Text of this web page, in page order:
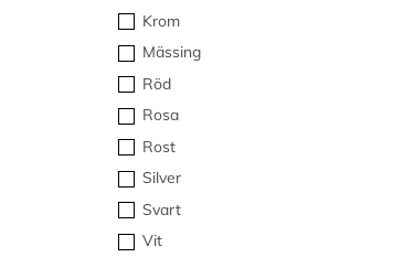
Krom
Mässing
Röd
Rosa
Rost
Silver
Svart
Vit